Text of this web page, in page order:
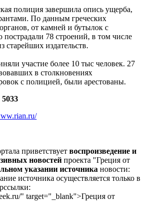
полиция завершила опись ущерба,
По данным греческих
от камней и бутылок с
пострадали 78 строений, в том числе
старейших издательств.
участие более 10 тыс человек. 27
в столкновениях
с полицией, были арестованы.
приветствует воспроизведение и
новостей проекта "Греция от
указании источника новости:
источника осуществляется только в
" target="_blank">Греция от